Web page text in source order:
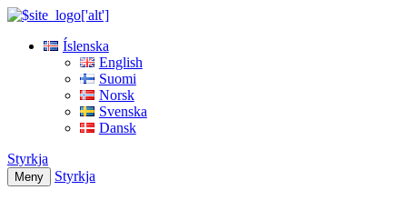
Íslenska
English
Suomi
Norsk
Svenska
Dansk
Styrkja
Meny Styrkja